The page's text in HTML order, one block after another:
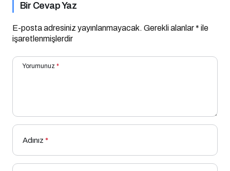
Bir Cevap Yaz
E-posta adresiniz yayınlanmayacak. Gerekli alanlar* ile
işaretlenmişlerdir
Yorumunuz *
Adınız *